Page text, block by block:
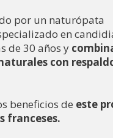
por un naturópata
en
de 30 años y
con
beneficios de este
franceses.